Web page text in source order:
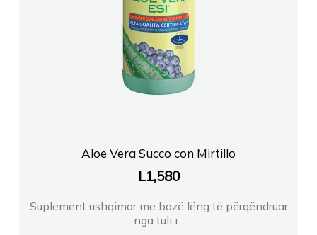
Aloe Vera Succo con Mirtillo
L1,580
Suplement ushqimor me bazë lëng të përqëndruar
nga tuli i...